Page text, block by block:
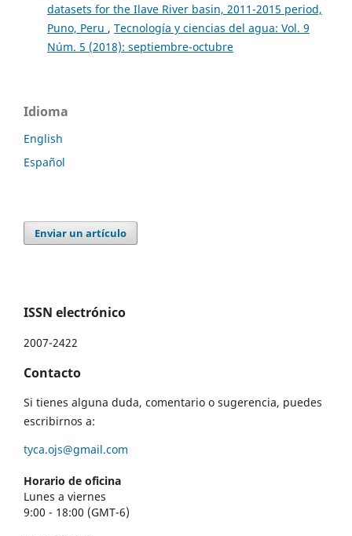
datasets for the Ilave River basin, 2011-2015 period,
Puno, Peru , Tecnología y ciencias del agua: Vol. 9
Núm. 5 (2018): septiembre-octubre
Idioma
English
Español
Enviar un artículo
ISSN electrónico
2007-2422
Contacto
Si tienes alguna duda, comentario o sugerencia, puedes
escribirnos a:
tyca.ojs@gmail.com
Horario de oficina
Lunes a viernes
9:00 - 18:00 (GMT-6)